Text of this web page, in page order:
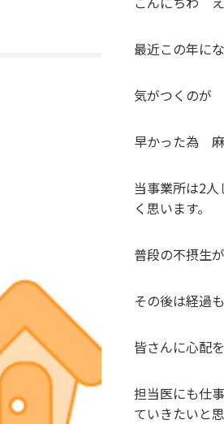
最近この年に
気がつくのが
早かった為 麻
当事業所は2
く思います。
普段の不摂生
その後は経過
皆さんに心配
担当医にも仕
ていきたいと思